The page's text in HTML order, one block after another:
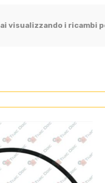
visualizzando i ricambi